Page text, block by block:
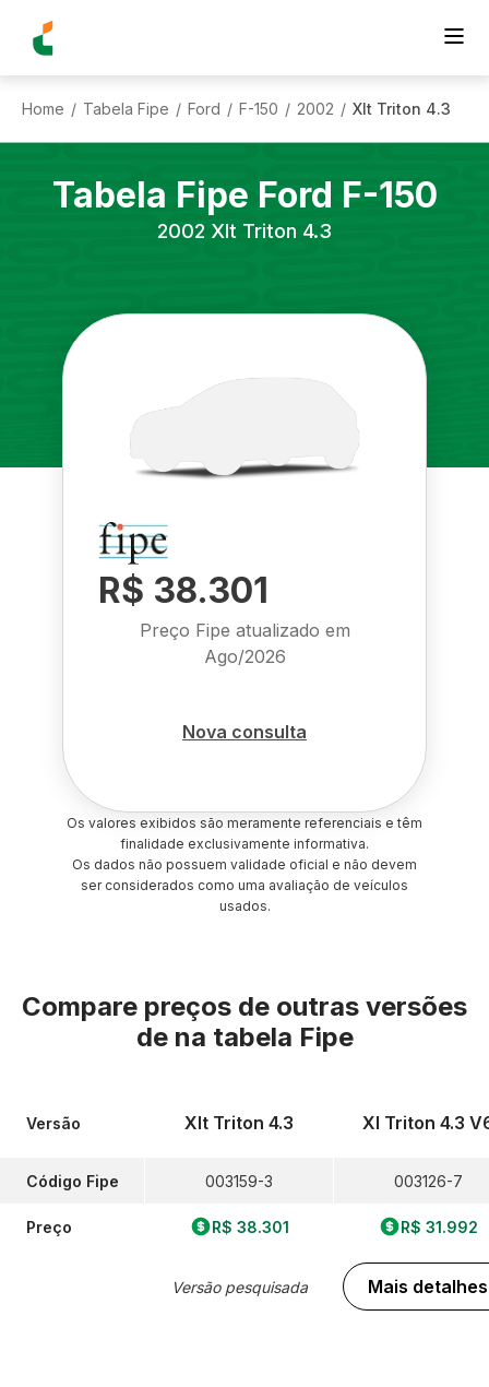
Home / Tabela Fipe / Ford / F-150 / 2002 / Xlt Triton 4.3
Tabela Fipe Ford F-150
2002 Xlt Triton 4.3
R$ 38.301
Preço Fipe atualizado em
Ago/2026
Nova consulta
Os valores exibidos são meramente referenciais e têm
finalidade exclusivamente informativa.
Os dados não possuem validade oficial e não devem
ser considerados como uma avaliação de veículos
usados.
Compare preços de outras versões
de na tabela Fipe
Versão
Código Fipe
Preço
Xlt Triton 4.3
003159-3
R$ 38.301
Versão pesquisada
Xl Triton 4.3
003126-7
R$ 31.992
Mais detalhes